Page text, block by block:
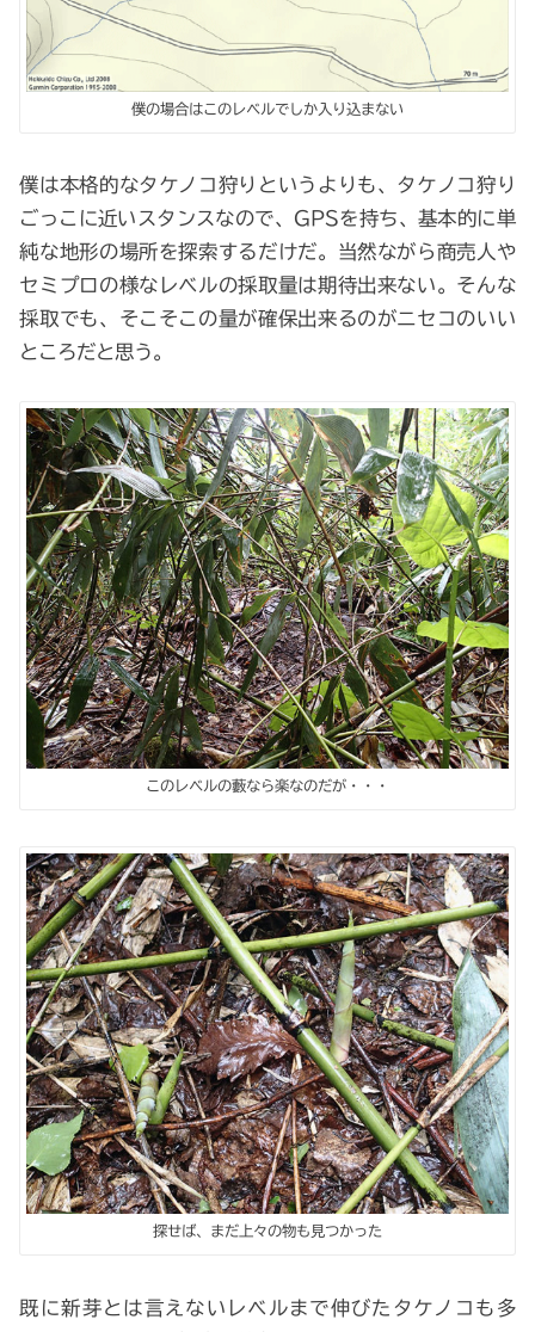
僕の場合はこのレベルでしか入り込まない
僕は本格的なタケノコ狩りというよりも、タケノコ狩り
ごっこに近いスタンスなので、GPSを持ち、基本的に単
純な地形の場所を探索するだけだ。当然ながら商売人や
セミプロの様なレベルの採取量は期待出来ない。そんな
採取でも、そこそこの量が確保出来るのがニセコのいい
ところだと思う。
このレベルの藪なら楽なのだが・・・
探せば、まだ上々の物も見つかった
既に新芽とは言えないレベルまで伸びたタケノコも多